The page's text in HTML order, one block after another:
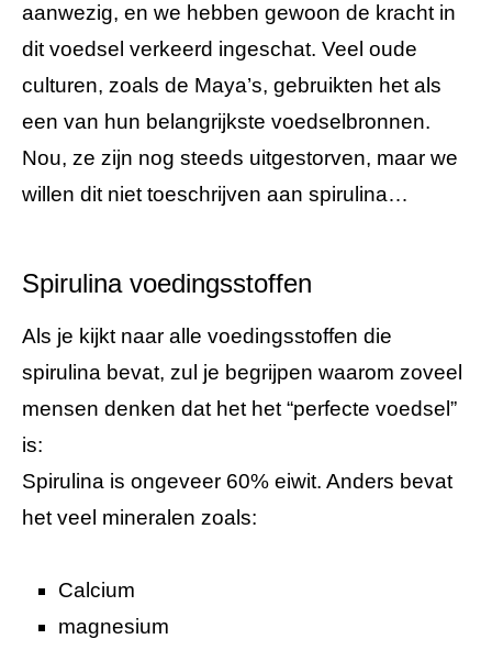
aanwezig, en we hebben gewoon de kracht in
dit voedsel verkeerd ingeschat. Veel oude
culturen, zoals de Maya’s, gebruikten het als
een van hun belangrijkste voedselbronnen.
Nou, ze zijn nog steeds uitgestorven, maar we
willen dit niet toeschrijven aan spirulina…
Spirulina voedingsstoffen
Als je kijkt naar alle voedingsstoffen die
spirulina bevat, zul je begrijpen waarom zoveel
mensen denken dat het het “perfecte voedsel”
is:
Spirulina is ongeveer 60% eiwit. Anders bevat
het veel mineralen zoals:
Calcium
magnesium